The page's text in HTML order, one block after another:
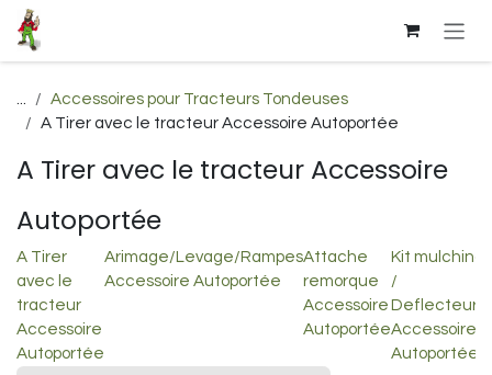
Se rendre au contenu
...
Accessoires pour Tracteurs Tondeuses
A Tirer avec le tracteur Accessoire Autoportée
A Tirer avec le tracteur Accessoire
Autoportée
A Tirer
avec le
tracteur
Accessoire
Autoportée
Arimage/Levage/Rampes
Accessoire Autoportée
Attache
remorque
Accessoire
Autoportée
Kit mulching
/
Deflecteurs
Accessoire
Autoportée